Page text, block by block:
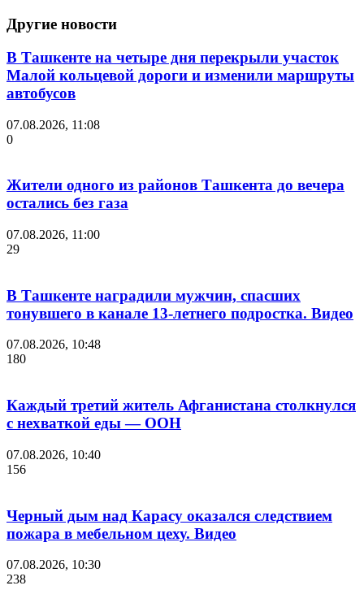
Другие новости
В Ташкенте на четыре дня перекрыли участок
Малой кольцевой дороги и изменили маршруты
автобусов
07.08.2026, 11:08
0
Жители одного из районов Ташкента до вечера
остались без газа
07.08.2026, 11:00
29
В Ташкенте наградили мужчин, спасших
тонувшего в канале 13-летнего подростка. Видео
07.08.2026, 10:48
180
Каждый третий житель Афганистана столкнулся
с нехваткой еды — ООН
07.08.2026, 10:40
156
Черный дым над Карасу оказался следствием
пожара в мебельном цеху. Видео
07.08.2026, 10:30
238